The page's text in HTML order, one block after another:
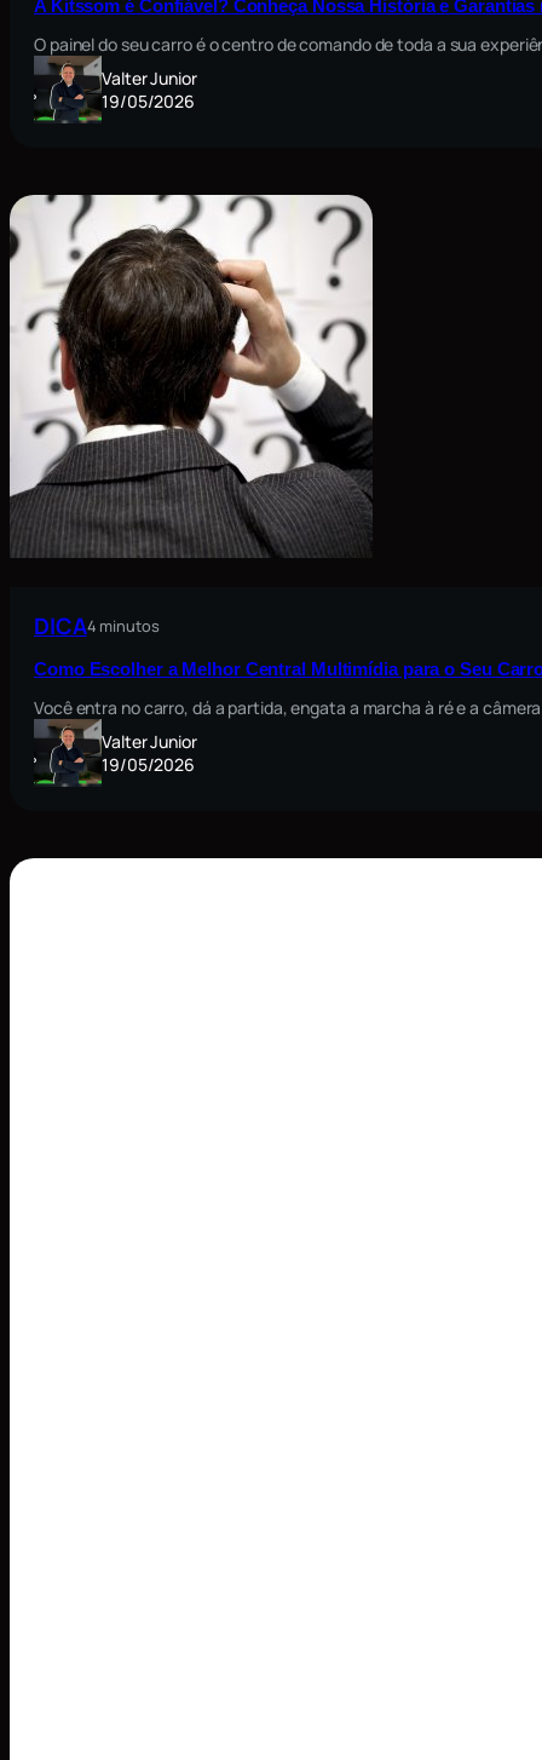
A Kitssom é Confiável? Conheça Nossa História e
O painel do seu carro é o centro de comando de toda a sua
Valter Junior
19/05/2026
DICA4 minutos
Como Escolher a Melhor Central Multimídia para o Seu
Você entra no carro, dá a partida, engata a marcha à ré e a
Valter Junior
19/05/2026